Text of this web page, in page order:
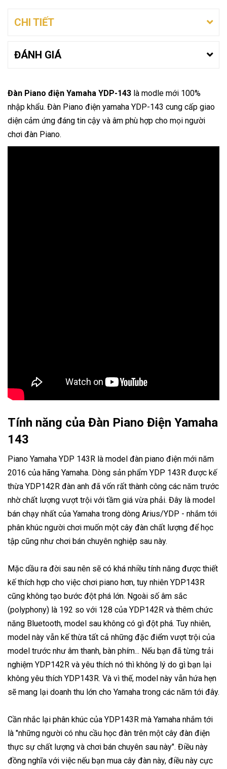
CHI TIẾT
ĐÁNH GIÁ
Đàn Piano điện Yamaha YDP-143 là modle mới 100%
nhập khẩu. Đàn Piano điện yamaha YDP-143 cung cấp giao
diện cảm ứng đáng tin cậy và âm phù hợp cho mọi người
chơi đàn Piano.
Tính năng của Đàn Piano Điện Yamaha
143
Piano Yamaha YDP 143R là model đàn piano điện mới năm
2016 của hãng Yamaha. Dòng sản phẩm YDP 143R được kế
thừa YDP142R đàn anh đã vốn rất thành công các năm trước
nhờ chất lượng vượt trội với tầm giá vừa phải. Đây là model
bán chạy nhất của Yamaha trong dòng Arius/YDP - nhắm tới
phân khúc người chơi muốn một cây đàn chất lượng để học
tập cũng như chơi bán chuyên nghiệp sau này.
Mặc dầu ra đời sau nên sẽ có khá nhiều tính năng được thiết
kế thích hợp cho việc chơi piano hơn, tuy nhiên YDP143R
cũng không tạo bước đột phá lớn. Ngoài số âm sắc
(polyphony) là 192 so với 128 của YDP142R và thêm chức
năng Bluetooth, model sau không có gì đột phá. Tuy nhiên,
model này vẫn kế thừa tất cả những đặc điểm vượt trội của
model trước như âm thanh, bàn phím... Nếu bạn đã từng trải
nghiệm YDP142R và yêu thích nó thì không lý do gì bạn lại
không yêu thích YDP143R. Và vì thế, model này vẫn hứa hẹn
sẽ mang lại doanh thu lớn cho Yamaha trong các năm tới đây.​
Cần nhắc lại phân khúc của YDP143R mà Yamaha nhắm tới
là "những người có nhu cầu học đàn trên một cây đàn điện
thực sự chất lượng và chơi bán chuyên sau này". Điều này
đồng nghĩa với việc nếu bạn mua cây đàn này, điều này cực